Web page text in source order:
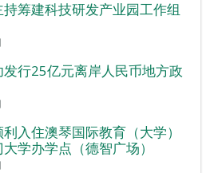
筹建科技研发产业园工作组
行25亿元离岸人民币地方政
入住澳琴国际教育（大学）
学办学点（德智广场）